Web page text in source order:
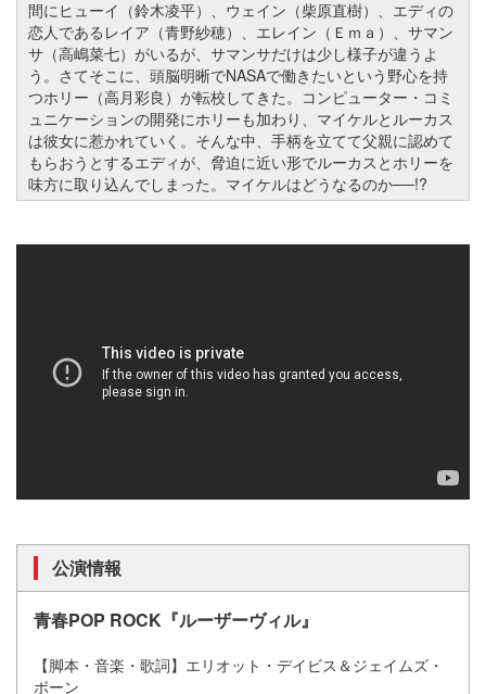
間にヒューイ（鈴木凌平）、ウェイン（柴原直樹）、エディの
恋人であるレイア（青野紗穂）、エレイン（Ｅｍａ）、サマン
サ（高嶋菜七）がいるが、サマンサだけは少し様子が違うよ
う。さてそこに、頭脳明晰でNASAで働きたいという野心を持
つホリー（高月彩良）が転校してきた。コンピューター・コミ
ュニケーションの開発にホリーも加わり、マイケルとルーカス
は彼女に惹かれていく。そんな中、手柄を立てて父親に認めて
もらおうとするエディが、脅迫に近い形でルーカスとホリーを
味方に取り込んでしまった。マイケルはどうなるのか──!?
公演情報
青春POP ROCK 『ルーザーヴィル』
【脚本・音楽・歌詞】エリオット・デイビス＆ジェイムズ・
ボーン